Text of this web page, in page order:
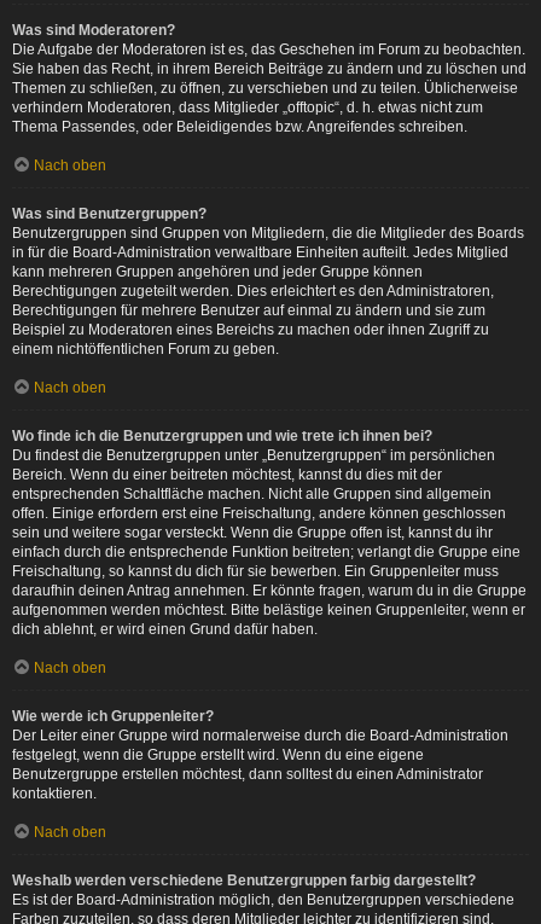
Was sind Moderatoren?
Die Aufgabe der Moderatoren ist es, das Geschehen im Forum zu beobachten.
Sie haben das Recht, in ihrem Bereich Beiträge zu ändern und zu löschen und
Themen zu schließen, zu öffnen, zu verschieben und zu teilen. Üblicherweise
verhindern Moderatoren, dass Mitglieder „offtopic“, d. h. etwas nicht zum
Thema Passendes, oder Beleidigendes bzw. Angreifendes schreiben.
Nach oben
Was sind Benutzergruppen?
Benutzergruppen sind Gruppen von Mitgliedern, die die Mitglieder des Boards
in für die Board-Administration verwaltbare Einheiten aufteilt. Jedes Mitglied
kann mehreren Gruppen angehören und jeder Gruppe können
Berechtigungen zugeteilt werden. Dies erleichtert es den Administratoren,
Berechtigungen für mehrere Benutzer auf einmal zu ändern und sie zum
Beispiel zu Moderatoren eines Bereichs zu machen oder ihnen Zugriff zu
einem nichtöffentlichen Forum zu geben.
Nach oben
Wo finde ich die Benutzergruppen und wie trete ich ihnen bei?
Du findest die Benutzergruppen unter „Benutzergruppen“ im persönlichen
Bereich. Wenn du einer beitreten möchtest, kannst du dies mit der
entsprechenden Schaltfläche machen. Nicht alle Gruppen sind allgemein
offen. Einige erfordern erst eine Freischaltung, andere können geschlossen
sein und weitere sogar versteckt. Wenn die Gruppe offen ist, kannst du ihr
einfach durch die entsprechende Funktion beitreten; verlangt die Gruppe eine
Freischaltung, so kannst du dich für sie bewerben. Ein Gruppenleiter muss
daraufhin deinen Antrag annehmen. Er könnte fragen, warum du in die Gruppe
aufgenommen werden möchtest. Bitte belästige keinen Gruppenleiter, wenn er
dich ablehnt, er wird einen Grund dafür haben.
Nach oben
Wie werde ich Gruppenleiter?
Der Leiter einer Gruppe wird normalerweise durch die Board-Administration
festgelegt, wenn die Gruppe erstellt wird. Wenn du eine eigene
Benutzergruppe erstellen möchtest, dann solltest du einen Administrator
kontaktieren.
Nach oben
Weshalb werden verschiedene Benutzergruppen farbig dargestellt?
Es ist der Board-Administration möglich, den Benutzergruppen verschiedene
Farben zuzuteilen, so dass deren Mitglieder leichter zu identifizieren sind.